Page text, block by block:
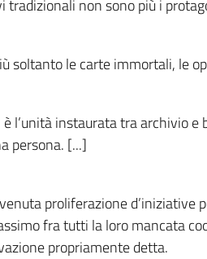
tradizionali non sono più i
soltanto le carte immortali, le
l’unità instaurata tra archivio
persona. [...]
proliferazione
fra tutti la loro mancata
propriamente detta.